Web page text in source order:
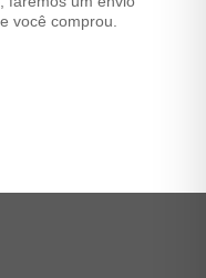
você comprou.